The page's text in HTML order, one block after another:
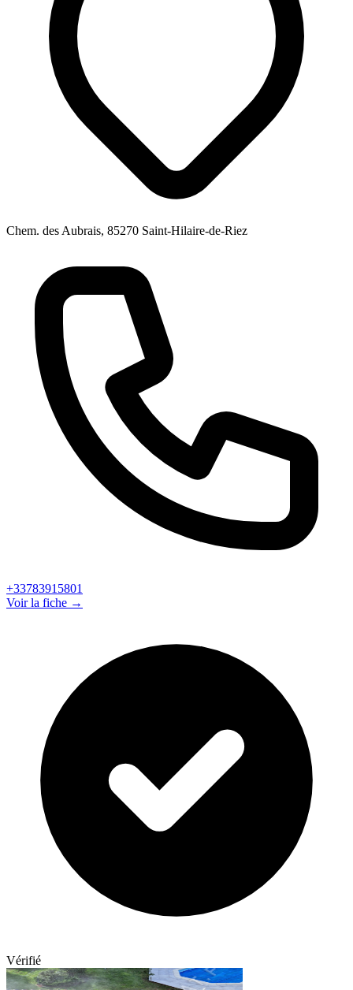
Chem. des Aubrais, 85270 Saint-Hilaire-de-Riez
+33783915801
Voir la fiche →
Vérifié